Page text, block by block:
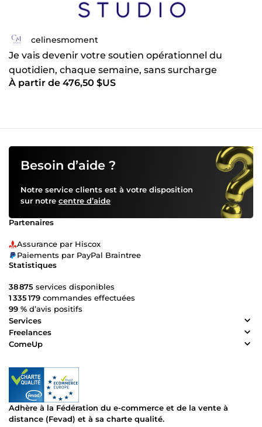
celinesmoment
Je vais devenir votre soutien opérationnel du
quotidien, chaque semaine, sans surcharge
À partir de 476,50 $US
Besoin d’aide ?
Notre service clients est à votre disposition
sur notre centre d’aide
Partenaires
Assurance par Hiscox
Paiements par PayPal Braintree
Statistiques
38 875 services disponibles
1 335 179 commandes effectuées
99 % d’avis positifs
Services
Freelances
ComeUp
Adhère à la Fédération du e-commerce et de la vente à
distance (Fevad) et à sa charte qualité.